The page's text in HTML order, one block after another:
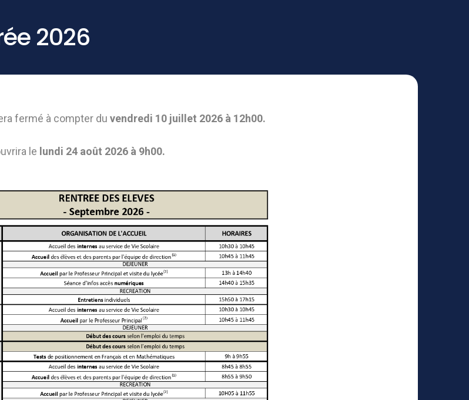
2026
fermé à compter du vendredi 10 juillet 2026 à 12h00.
le lundi 24 août 2026 à 9h00.